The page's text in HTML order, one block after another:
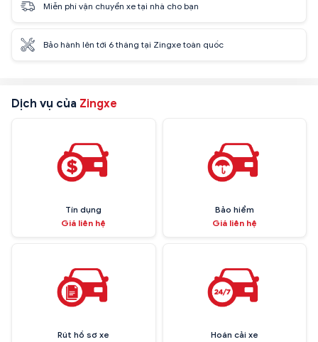
Miễn phí vận chuyển xe tại nhà cho bạn
Bảo hành lên tới 6 tháng tại Zingxe toàn quốc
Dịch vụ của Zingxe
Tín dụng
Giá liên hệ
Bảo hiểm
Giá liên hệ
Rút hồ sơ xe
Hoán cải xe